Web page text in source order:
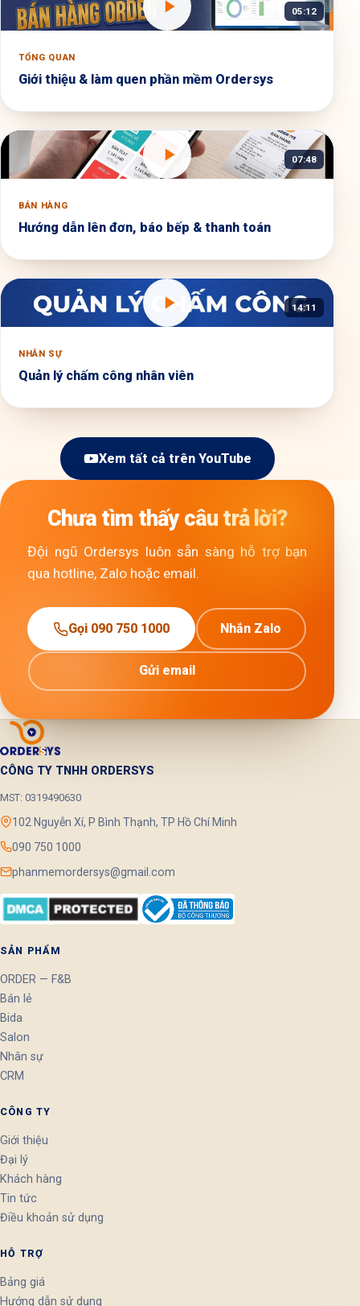
05:12
TỔNG QUAN
Giới thiệu & làm quen phần mềm Ordersys
07:48
BÁN HÀNG
Hướng dẫn lên đơn, báo bếp & thanh toán
14:11
NHÂN SỰ
Quản lý chấm công nhân viên
Xem tất cả trên YouTube
Chưa tìm thấy câu trả lời?
Đội ngũ Ordersys luôn sẵn sàng hỗ trợ bạn
qua hotline, Zalo hoặc email.
Gọi 090 750 1000 Nhắn Zalo
Gửi email
CÔNG TY TNHH ORDERSYS
MST: 0319490630
102 Nguyễn Xí, P Bình Thạnh, TP Hồ Chí Minh
090 750 1000
phanmemordersys@gmail.com
SẢN PHẨM
ORDER — F&B
Bán lẻ
Bida
Salon
Nhân sự
CRM
CÔNG TY
Giới thiệu
Đại lý
Khách hàng
Tin tức
Điều khoản sử dụng
HỖ TRỢ
Bảng giá
Hướng dẫn sử dụng